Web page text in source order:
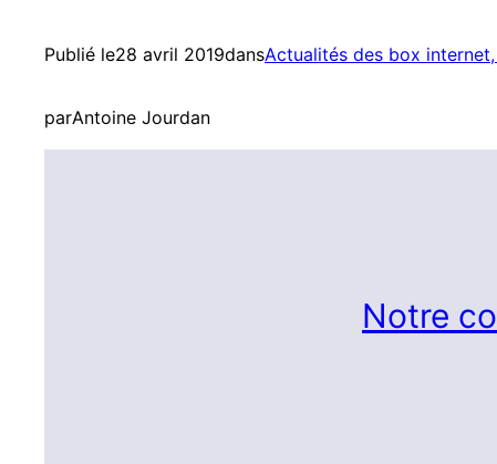
Publié le28 avril 2019dansActualités des box
parAntoine Jourdan
Notre